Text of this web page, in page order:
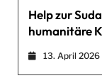
Help zur
humanitäre
13. April 2026